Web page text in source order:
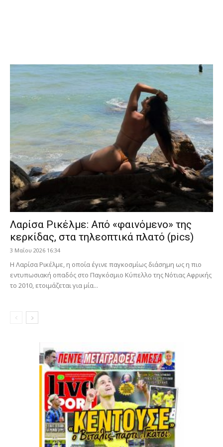
Λαρίσα Ρικέλμε: Από «φαινόμενο» της
κερκίδας, στα τηλεοπτικά πλατό (pics)
3 Μαΐου 2026 16:34
Η Λαρίσα Ρικέλμε, η οποία έγινε παγκοσμίως διάσημη ως η πιο
εντυπωσιακή οπαδός στο Παγκόσμιο Κύπελλο της Νότιας Αφρικής
το 2010, ετοιμάζεται για μία...